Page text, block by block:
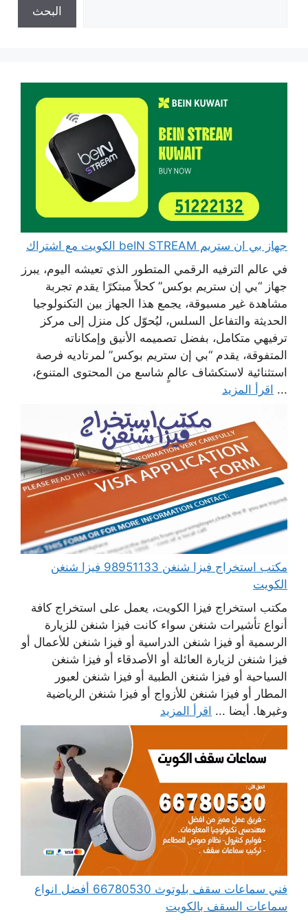
البحث
جهاز بي ان ستريم beIN STREAM الكويت مع اشتراك
في عالم الترفيه الرقمي المتطور الذي تعيشه اليوم، يبرز
جهاز “بي إن ستريم بوكس” كحلاً مبتكرًا يقدم تجربة
مشاهدة غير مسبوقة، يجمع هذا الجهاز بين التكنولوجيا
الحديثة والتفاعل السلس، ليُحوّل كل منزل إلى مركز
ترفيهي متكامل، بفضل تصميمه الأنيق وإمكاناته
المتفوقة، يقدم “بي إن ستريم بوكس” لمرتاديه فرصة
استثنائية لاستكشاف عالمٍ شاسع من المحتوى المتنوع،
... اقرأ المزيد
مكتب استخراج فيزا شنغن 98951133 فيزا شنغن
الكويت
مكتب استخراج فيزا الكويت، يعمل على استخراج كافة
أنواع تأشيرات شنغن سواء كانت فيزا شنغن للزيارة
الرسمية أو فيزا شنغن الدراسية أو فيزا شنغن للأعمال أو
فيزا شنغن لزيارة العائلة أو الأصدقاء أو فيزا شنغن
السياحية أو فيزا شنغن الطبية أو فيزا شنغن لعبور
المطار أو فيزا شنغن للأزواج أو فيزا شنغن الرياضية
وغيرها. أيضا ... اقرأ المزيد
فني سماعات سقف بلوتوث 66780530 أفضل انواع
سماعات السقف بالكويت